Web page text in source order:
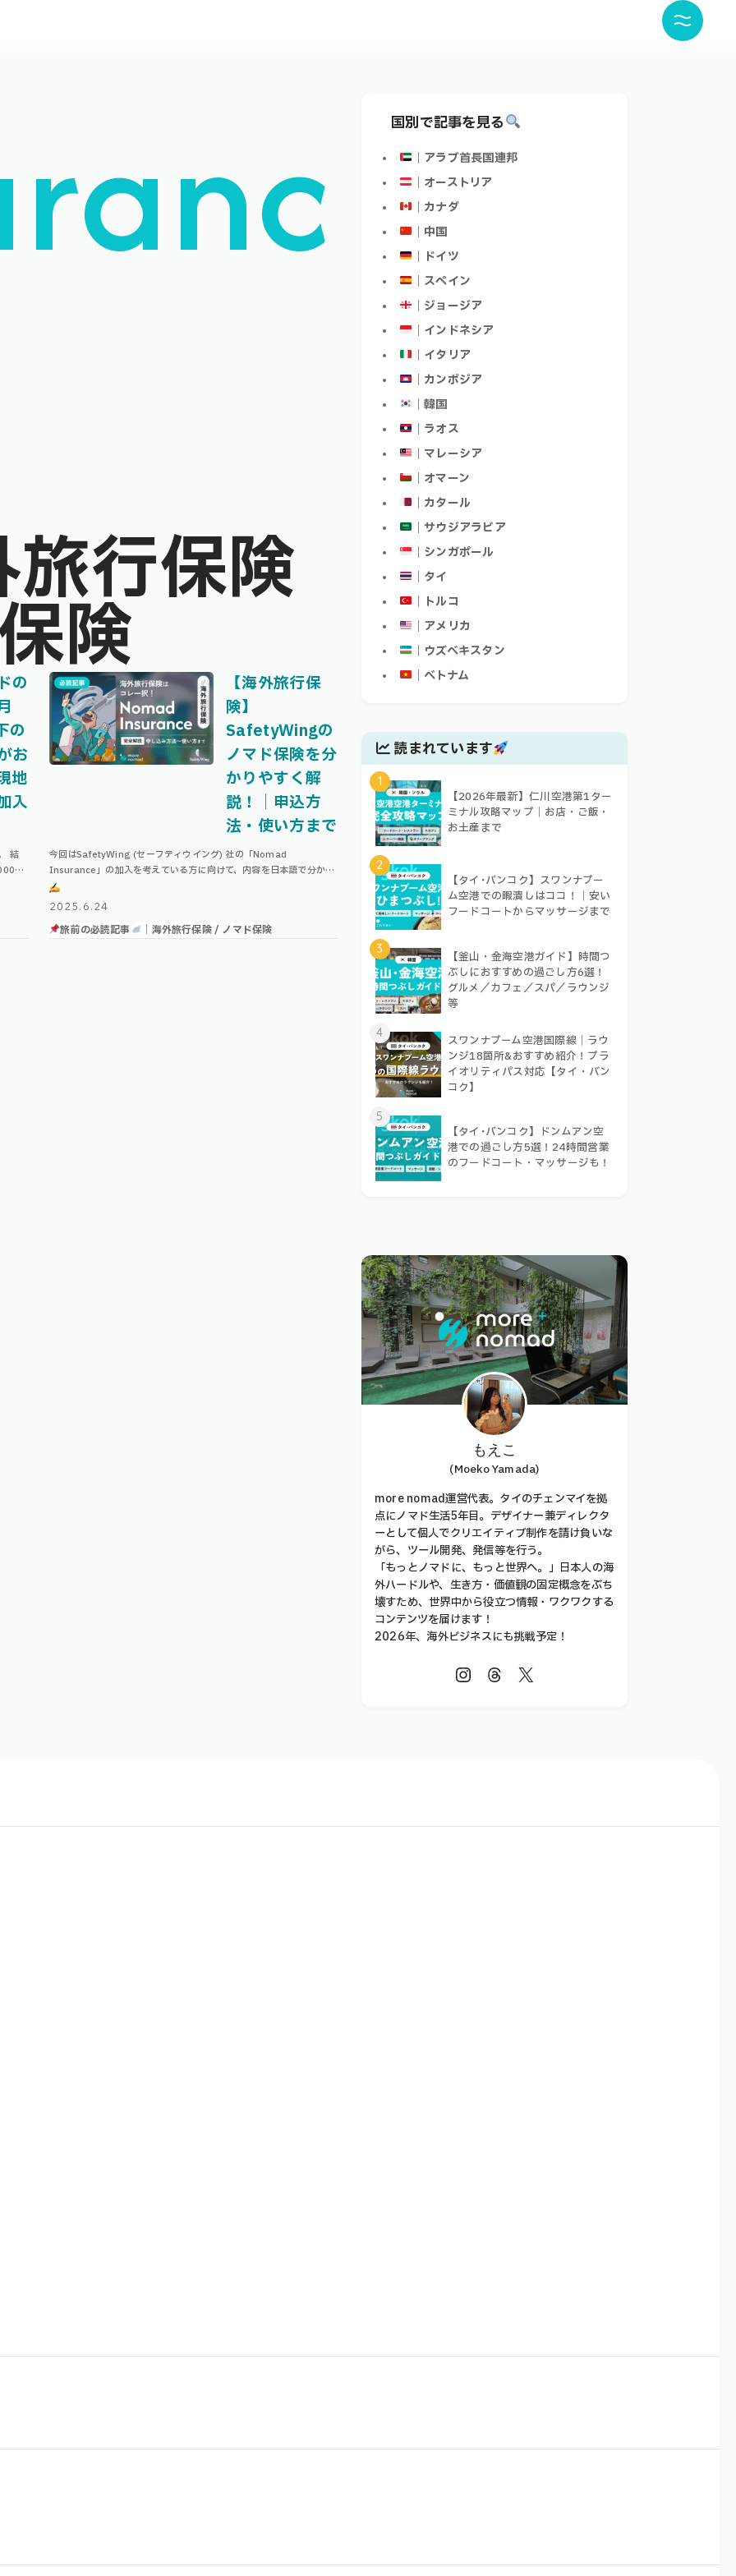
行保険
険
の
の
お
地
入
結
円
【海外旅行保
険】
SafetyWingの
ノマド保険を分
かりやすく解
説！｜申込方
法・使い方まで
今回はSafetyWing (セーフティウイング) 社の「Nomad
Insurance」の加入を考えている方に向けて、内容を日本語で分かり
やすく解説します！ メリット・デメリットや、申込方法、またいざ実
際に治療を受けた …
2025.6.24
旅前の必読記事
｜海外旅行保険 / ノマド保険
国別で記事を見る
｜アラブ首長国連邦
｜オーストリア
｜カナダ
｜中国
｜ドイツ
｜スペイン
｜ジョージア
｜インドネシア
｜イタリア
｜カンボジア
｜韓国
｜ラオス
｜マレーシア
｜オマーン
｜カタール
｜サウジアラビア
｜シンガポール
｜タイ
｜トルコ
｜アメリカ
｜ウズベキスタン
｜ベトナム
読まれています
1
【2026年最新】仁川空港第1ター
ミナル攻略マップ｜お店・ご飯・
お土産まで
2
【タイ･バンコク】スワンナプー
ム空港での暇潰しはココ！｜安い
フードコートからマッサージまで
3
【釜山・金海空港ガイド】時間つ
ぶしにおすすめの過ごし方6選！
グルメ／カフェ／スパ／ラウンジ
等
4
スワンナプーム空港国際線｜ラウ
ンジ18箇所&おすすめ紹介！プラ
イオリティパス対応【タイ・バン
コク】
5
【タイ･バンコク】ドンムアン空
港での過ごし方5選！24時間営業
のフードコート・マッサージも！
もえこ
(Moeko Yamada)
more nomad運営代表。タイのチェンマイを拠
点にノマド生活5年目。デザイナー兼ディレクタ
ーとして個人でクリエイティブ制作を請け負いな
がら、ツール開発、発信等を行う。
「もっとノマドに、もっと世界へ。」日本人の海
外ハードルや、生き方・価値観の固定概念をぶち
壊すため、世界中から役立つ情報・ワクワクする
コンテンツを届けます！
2026年、海外ビジネスにも挑戦予定！